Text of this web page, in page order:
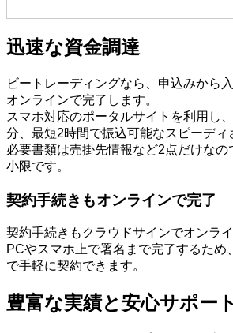
迅速な資金調達
ビートレーディングなら、申込みから
オンラインで完了します。
スマホ対応のポータルサイトを利用し
分、最短2時間で振込可能なスピーディ
必要書類は売掛先情報など2点だけな
小限です。
契約手続きもオンラインで完了
契約手続きもクラウドサインでオンライ
PCやスマホ上で署名まで完了するため
で手軽に契約できます。
豊富な実績と安心サポート